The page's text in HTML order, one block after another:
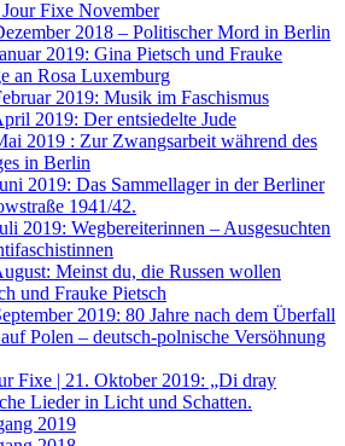
Fixe November
2018 – Politischer Mord in Berlin
2019: Gina Pietsch und Frauke
an Rosa Luxemburg
2019: Musik im Faschismus
2019: Der entsiedelte Jude
2019 : Zur Zwangsarbeit während des
in Berlin
2019: Das Sammellager in der Berliner
1941/42.
2019: Wegbereiterinnen – Ausgesuchten
Meinst du, die Russen wollen
und Frauke Pietsch
2019: 80 Jahre nach dem Überfall
Polen – deutsch-polnische Versöhnung
Fixe | 21. Oktober 2019: „Di dray
Lieder in Licht und Schatten.
2019